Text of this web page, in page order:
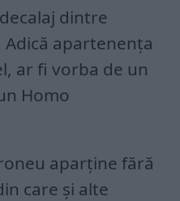
dintre
apartenența
ar fi vorba de un
Homo
aparține fără
care și alte